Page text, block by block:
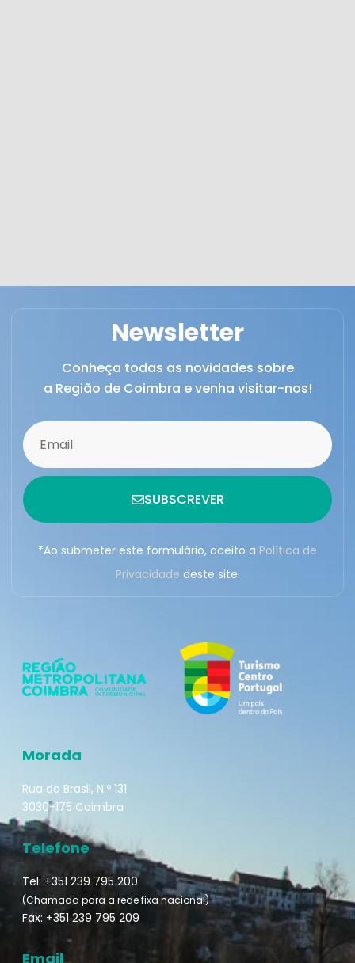
Newsletter
Conheça todas as novidades sobre
a Região de Coimbra e venha visitar-nos!
SUBSCREVER
*Ao submeter este formulário, aceito a Política de
Privacidade deste site.
Morada
Rua do Brasil, N.º 131
3030-175 Coimbra
Telefone
Tel: +351 239 795 200
(Chamada para a rede fixa nacional)
Fax: +351 239 795 209
Email